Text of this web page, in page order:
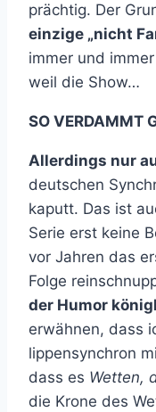
prächtig. Der
einzige „nicht
immer und
weil die Show…
SO VERDAMMT
Allerdings nur
deutschen
kaputt. Das ist
Serie erst keine
vor Jahren das
Folge
der Humor
erwähnen, dass
lippensynchron
dass es Wetten,
die Krone des